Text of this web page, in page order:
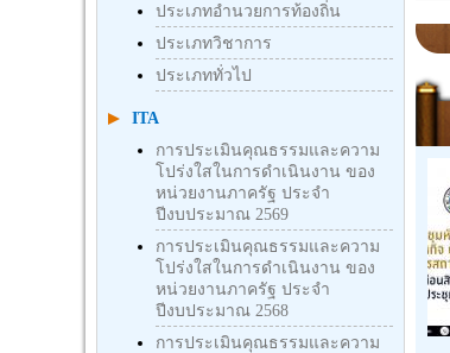
ประเภทอำนวยการท้องถิ่น
ประเภทวิชาการ
ประเภททั่วไป
ITA
การประเมินคุณธรรมและความ
โปร่งใสในการดำเนินงาน ของ
หน่วยงานภาครัฐ ประจำ
ปีงบประมาณ 2569
การประเมินคุณธรรมและความ
โปร่งใสในการดำเนินงาน ของ
หน่วยงานภาครัฐ ประจำ
ปีงบประมาณ 2568
การประเมินคุณธรรมและความ